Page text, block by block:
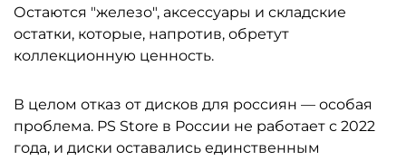
Остаются "железо", аксессуары и складские
остатки, которые, напротив, обретут
коллекционную ценность.
В целом отказ от дисков для россиян — особая
проблема. PS Store в России не работает с 2022
года, и диски оставались единственным